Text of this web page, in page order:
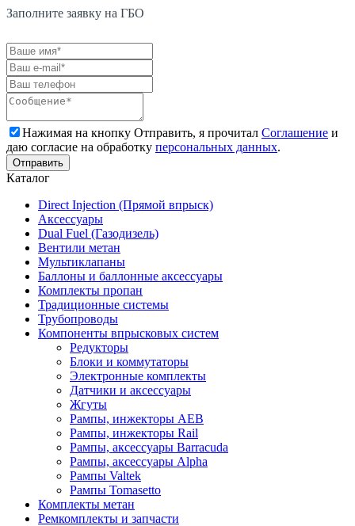
Заполните заявку на ГБО
Нажимая на кнопку Отправить, я прочитал Соглашение и
даю согласие на обработку персональных данных.
Каталог
Direct Injection (Прямой впрыск)
Аксессуары
Dual Fuel (Газодизель)
Вентили метан
Мультиклапаны
Баллоны и баллонные аксессуары
Комплекты пропан
Традиционные системы
Трубопроводы
Компоненты впрысковых систем
Редукторы
Блоки и коммутаторы
Электронные комплекты
Датчики и аксессуары
Жгуты
Рампы, инжекторы AEB
Рампы, инжекторы Rail
Рампы, аксессуары Barracuda
Рампы, аксессуары Alpha
Рампы Valtek
Рампы Tomasetto
Комплекты метан
Ремкомплекты и запчасти